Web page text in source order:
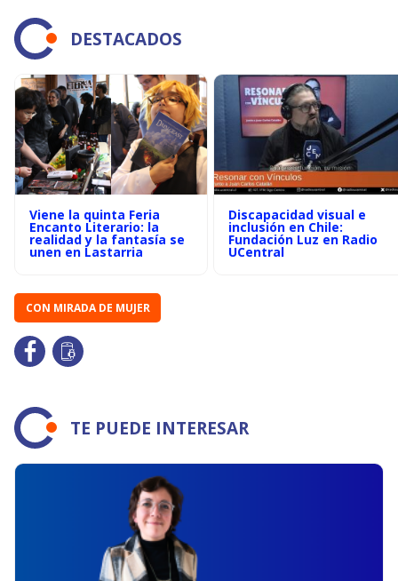
DESTACADOS
Viene la quinta Feria
Encanto Literario: la
realidad y la fantasía se
unen en Lastarria
Discapacidad visual e
inclusión en Chile:
Fundación Luz en Radio
UCentral
CON MIRADA DE MUJER
TE PUEDE INTERESAR